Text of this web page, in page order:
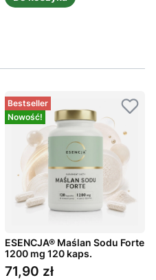
Bestseller
Nowość!
ESENCJA® Maślan Sodu Forte
1200 mg 120 kaps.
Cena
71,90 zł